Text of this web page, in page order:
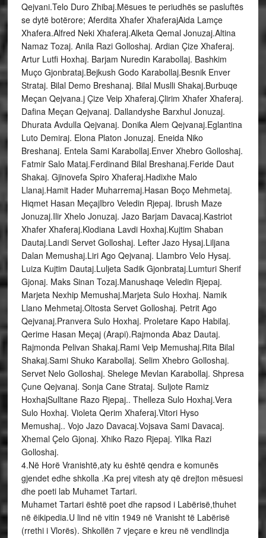
Qejvani.Telo Duro Zhibaj.Mësues te periudhës se pasluftës
se dytë botërore; Aferdita Xhafer XhaferajAida Lamçe
Xhafera.Alfred Neki Xhaferaj.Alketa Qemal Jonuzaj.Altina
Namaz Tozaj. Anila Razi Golloshaj. Ardian Çize Xhaferaj.
Artur Lutfi Hoxhaj. Barjam Nuredin Karabollaj. Bashkim
Muço Gjonbrataj.Bejkush Godo Karabollaj.Besnik Enver
Strataj. Bilal Demo Breshanaj. Bilal Muslli Shakaj.Burbuqe
Meçan Qejvana.j Çize Veip Xhaferaj.Çlirim Xhafer Xhaferaj.
Dafina Meçan Qejvanaj. Dallandyshe Barxhul Jonuzaj.
Dhurata Avdulla Qejvanaj. Donika Alem Qejvanaj.Eglantina
Luto Demiraj. Elona Platon Jonuzaj. Eneida Niko
Breshanaj. Entela Sami Karabollaj.Enver Xhebro Golloshaj.
Fatmir Salo Mataj.Ferdinand Bilal Breshanaj.Feride Daut
Shakaj. Gjinovefa Spiro Xhaferaj.Hadixhe Malo
Llanaj.Hamit Hader Muharremaj.Hasan Boço Mehmetaj.
Hiqmet Hasan MeçajIbro Veledin Rjepaj. Ibrush Maze
Jonuzaj.Ilir Xhelo Jonuzaj. Jazo Barjam Davacaj.Kastriot
Xhafer Xhaferaj.Klodiana Lavdi Hoxhaj.Kujtim Shaban
Dautaj.Landi Servet Golloshaj. Lefter Jazo Hysaj.Liljana
Dalan Memushaj.Liri Ago Qejvanaj. Llambro Velo Hysaj.
Luiza Kujtim Dautaj.Luljeta Sadik Gjonbrataj.Lumturi Sherif
Gjonaj. Maks Sinan Tozaj.Manushaqe Veledin Rjepaj.
Marjeta Nexhip Memushaj.Marjeta Sulo Hoxhaj. Namik
Llano Mehmetaj.Oltosta Servet Golloshaj. Petrit Ago
Qejvanaj.Pranvera Sulo Hoxhaj. Proletare Kapo Habilaj.
Qerime Hasan Meçaj (Arapi).Rajmonda Abaz Dautaj.
Rajmonda Pelivan Shakaj.Rami Veip Memushaj.Rita Bilal
Shakaj.Sami Shuko Karabollaj. Selim Xhebro Golloshaj.
Servet Nelo Golloshaj. Shelege Mevlan Karabollaj. Shpresa
Çune Qejvanaj. Sonja Cane Strataj. Suljote Ramiz
HoxhajSulltane Razo Rjepaj.. Thelleza Sulo Hoxhaj.Vera
Sulo Hoxhaj. Violeta Qerim Xhaferaj.Vitori Hyso
Memushaj.. Vojo Jazo Davacaj.Vojsava Sami Davacaj.
Xhemal Çelo Gjonaj. Xhiko Razo Rjepaj. Yllka Razi
Golloshaj.
4.Në Horë Vranishtë,aty ku është qendra e komunës
gjendet edhe shkolla .Ka prej vitesh aty që drejton mësuesi
dhe poeti lab Muhamet Tartari.
Muhamet Tartari është poet dhe rapsod i Labërisë,thuhet
në ëikipedia.U lind në vitin 1949 në Vranisht të Labërisë
(rrethi i Vlorës). Shkollën 7 vjeçare e kreu në vendlindja